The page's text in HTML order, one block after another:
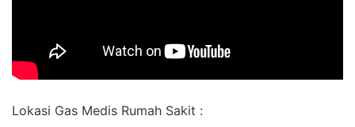
Lokasi Gas Medis Rumah Sakit :